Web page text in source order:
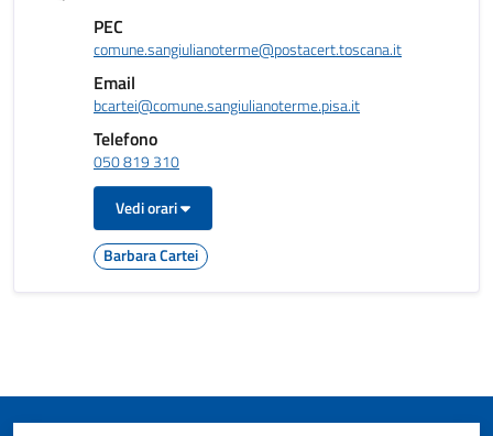
PEC
comune.sangiulianoterme@postacert.toscana.it
Email
bcartei@comune.sangiulianoterme.pisa.it
Telefono
050 819 310
Vedi orari
Barbara Cartei